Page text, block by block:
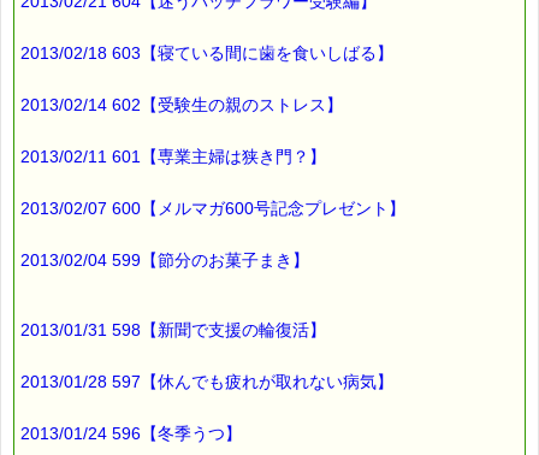
2013/02/18 603【寝ている間に歯を食いしばる】
2013/02/14 602【受験生の親のストレス】
2013/02/11 601【専業主婦は狭き門？】
2013/02/07 600【メルマガ600号記念プレゼント】
2013/02/04 599【節分のお菓子まき】
2013/01/31 598【新聞で支援の輪復活】
2013/01/28 597【休んでも疲れが取れない病気】
2013/01/24 596【冬季うつ】